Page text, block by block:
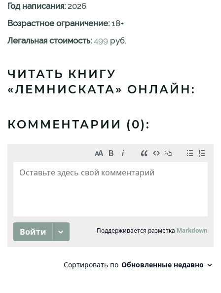
Год написания: 2026
Возрастное ограничение: 18+
Легальная стоимость: 499 руб.
ЧИТАТЬ КНИГУ
«ЛЕМНИСКАТА» ОНЛАЙН:
КОММЕНТАРИИ (0):